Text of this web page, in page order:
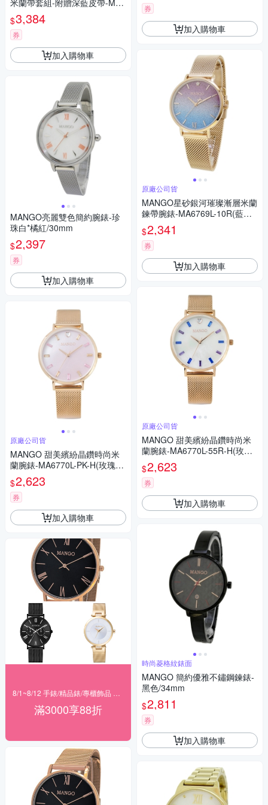
米蘭帶套組-附贈深藍皮帶-MA6
731L-55R-H(深藍色x玫瑰金/38
mm)
$3,384
券
加入購物車
MANGO亮麗雙色簡約腕錶-珍
珠白*橘紅/30mm
$2,397
券
加入購物車
原廠公司貨
MANGO 甜美繽紛晶鑽時尚米
蘭腕錶-MA6770L-PK-H(玫瑰金
x粉色/36mm)
$2,623
券
加入購物車
滿3000享88折
券
加入購物車
原廠公司貨
MANGO星砂銀河璀璨漸層米蘭
鍊帶腕錶-MA6769L-10R(藍紫
漸層/34mm)
$2,341
券
加入購物車
原廠公司貨
MANGO 甜美繽紛晶鑽時尚米
蘭腕錶-MA6770L-55R-H(玫瑰
金x白色/36mm)
$2,623
券
加入購物車
時尚菱格紋錶面
MANGO 簡約優雅不鏽鋼鍊錶-
黑色/34mm
$2,811
券
加入購物車